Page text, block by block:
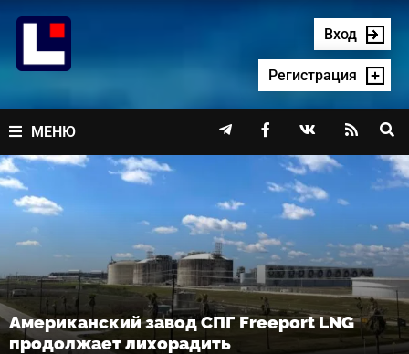
содержимому
Вход
Регистрация
МЕНЮ    
Американский завод СПГ Freeport LNG
продолжает лихорадить